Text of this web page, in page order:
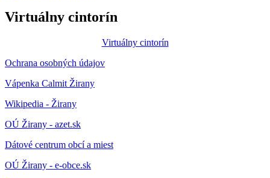
Virtuálny cintorín
Virtuálny cintorín
Ochrana osobných údajov
Vápenka Calmit Žirany
Wikipedia - Žirany
OÚ Žirany - azet.sk
Dátové centrum obcí a miest
OÚ Žirany - e-obce.sk